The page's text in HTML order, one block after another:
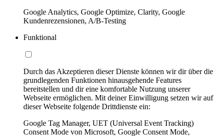
Google Analytics, Google Optimize, Clarity, Google
Kundenrezensionen, A/B-Testing
Funktional
Durch das Akzeptieren dieser Dienste können wir dir über die
grundlegenden Funktionen hinausgehende Features
bereitstellen und dir eine komfortable Nutzung unserer
Webseite ermöglichen. Mit deiner Einwilligung setzen wir auf
dieser Webseite folgende Drittdienste ein:
Google Tag Manager, UET (Universal Event Tracking)
Consent Mode von Microsoft, Google Consent Mode,